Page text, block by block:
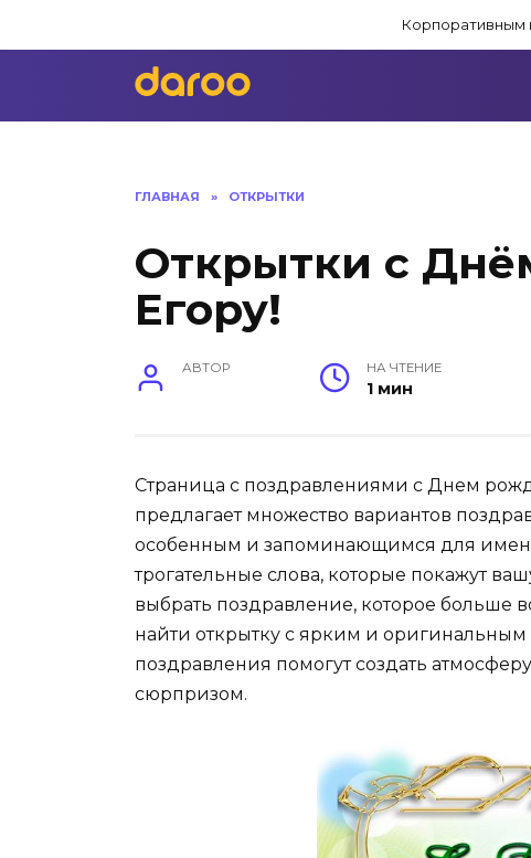
Корпоративным
ГЛАВНАЯ » ОТКРЫТКИ
Открытки с
Егору!
АВТОР НА ЧТЕНИЕ
1 мин
Страница с поздравлениями с Днем
предлагает множество вариантов
особенным и запоминающимся для
трогательные слова, которые покажут
выбрать поздравление, которое больше
найти открытку с ярким и
поздравления помогут создать
сюрпризом.